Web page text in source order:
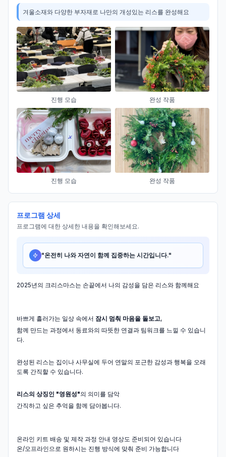
겨울소재와 다양한 부자재로 나만의 개성있는 리스를 완성해요
진행 모습 완성 작품
진행 모습 완성 작품
프로그램 상세
프로그램에 대한 상세한 내용을 확인해보세요.
"온전히 나와 자연이 함께 집중하는 시간입니다."
2025년의 크리스마스는 손끝에서 나의 감성을 담은 리스와 함께해요
바쁘게 흘러가는 일상 속에서 잠시 멈춰 마음을 돌보고,
함께 만드는 과정에서 동료와의 따뜻한 연결과 팀워크를 느낄 수 있습니
다.
완성된 리스는 집이나 사무실에 두어 연말의 포근한 감성과 행복을 오래
도록 간직할 수 있습니다.
리스의 상징인 "영원성"의 의미를 담악
간직하고 싶은 추억을 함께 담아봅니다.
온라인 키트 배송 및 제작 과정 안내 영상도 준비되어 있습니다
온/오프라인으로 원하시는 진행 방식에 맞춰 준비 가능합니다